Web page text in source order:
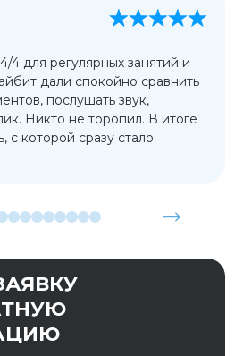
4 для регулярных занятий и
дали спокойно сравнить
послушать звук,
Никто не торопил. В итоге
с которой сразу стало